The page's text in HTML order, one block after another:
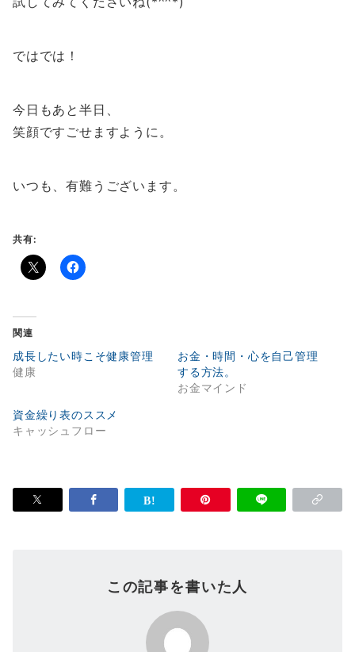
ではでは！
今日もあと半日、
笑顔ですごせますように。
いつも、有難うございます。
共有:
関連
成長したい時こそ健康管理
健康
お金・時間・心を自己管理
する方法。
お金マインド
資金繰り表のススメ
キャッシュフロー
この記事を書いた人